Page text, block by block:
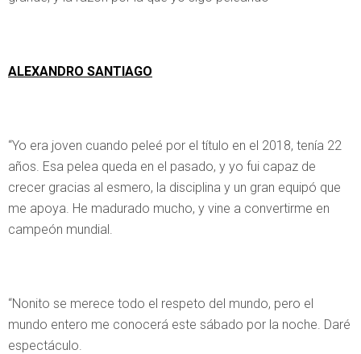
ALEXANDRO SANTIAGO
“Yo era joven cuando peleé por el título en el 2018, tenía 22
años. Esa pelea queda en el pasado, y yo fui capaz de
crecer gracias al esmero, la disciplina y un gran equipó que
me apoya. He madurado mucho, y vine a convertirme en
campeón mundial.
“Nonito se merece todo el respeto del mundo, pero el
mundo entero me conocerá este sábado por la noche. Daré
espectáculo.